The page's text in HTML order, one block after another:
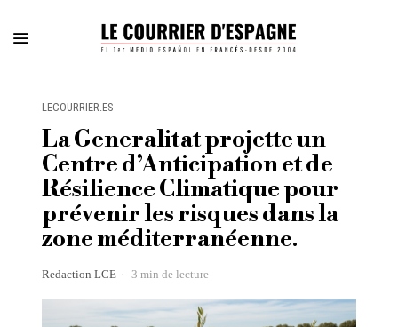
LECOURRIER.ES
La Generalitat projette un
Centre d’Anticipation et de
Résilience Climatique pour
prévenir les risques dans la
zone méditerranéenne.
Redaction LCE 3 min de lecture